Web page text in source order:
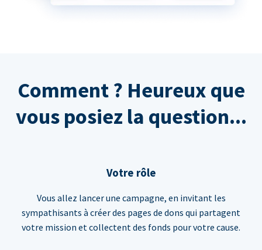
Comment ? Heureux que
vous posiez la question...
Votre rôle
Vous allez lancer une campagne, en invitant les
sympathisants à créer des pages de dons qui partagent
votre mission et collectent des fonds pour votre cause.